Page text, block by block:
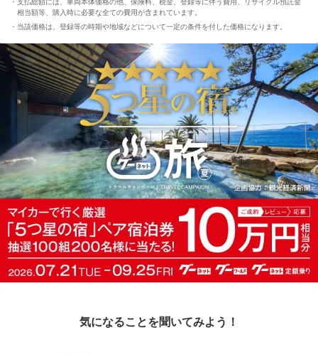
支払総額には、車両本体価格の他、保険料、税金、登録等に伴う費用、リサイクル預託金
相当額等、購入時に必要な全ての費用が含まれています。
当該価格は、登録等の時期や地域などについて一定の条件を付した価格になります。
気になることを聞いてみよう！